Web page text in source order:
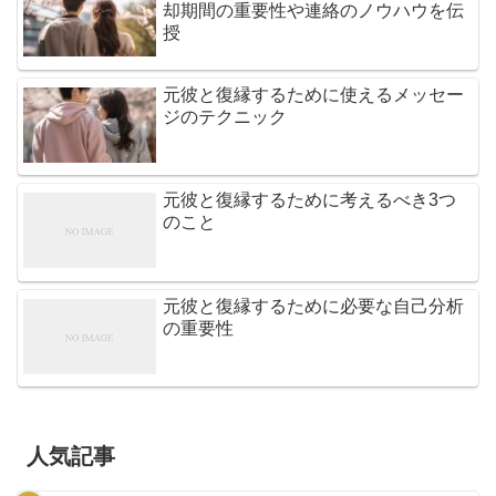
却期間の重要性や連絡のノウハウを伝
授
元彼と復縁するために使えるメッセー
ジのテクニック
元彼と復縁するために考えるべき3つ
のこと
元彼と復縁するために必要な自己分析
の重要性
人気記事